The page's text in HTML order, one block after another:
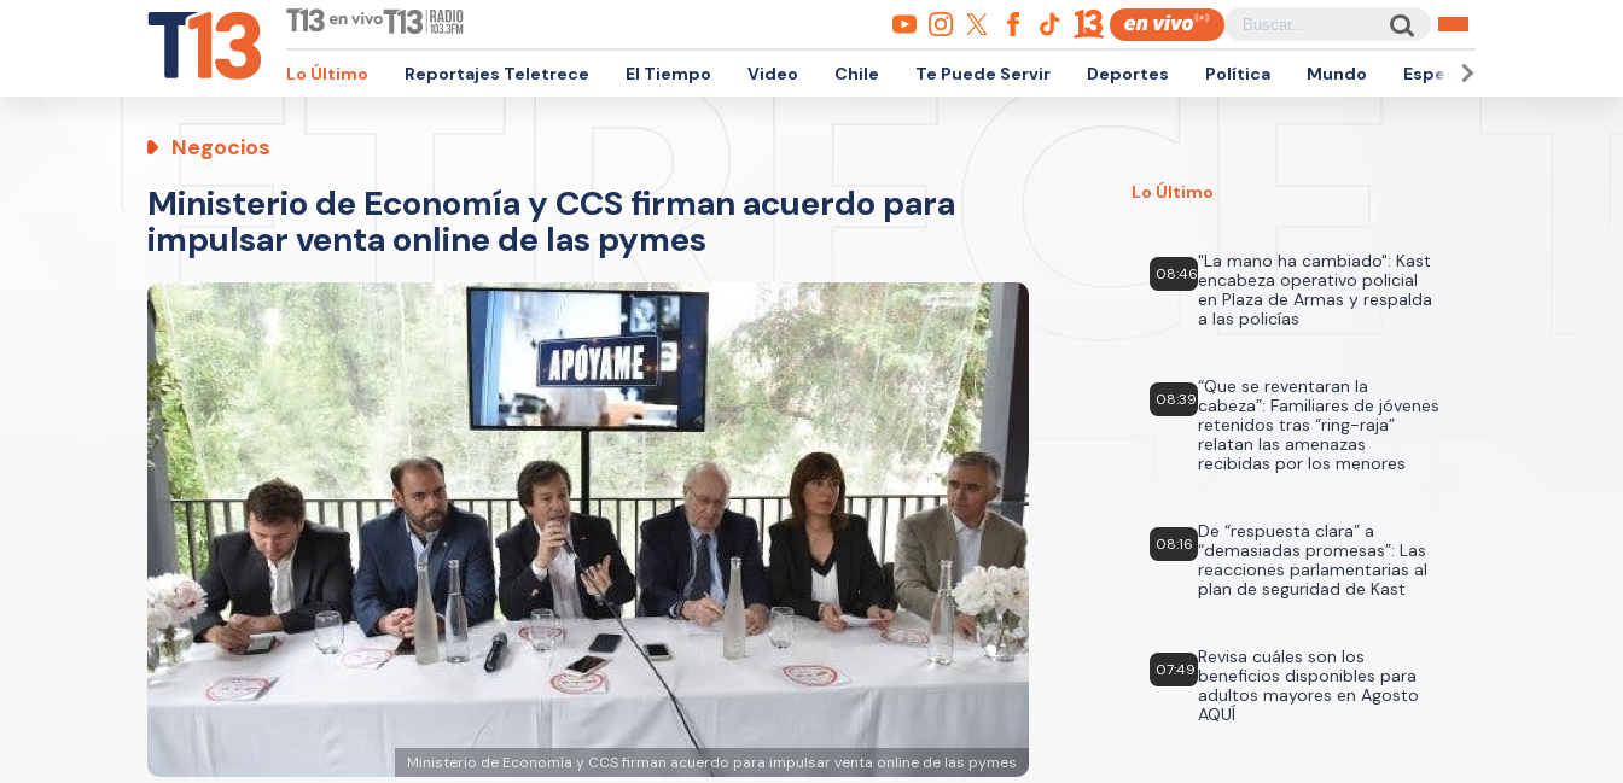
Lo Último Reportajes Teletrece El Tiempo Video Chile Te Puede Servir Deportes Política Mundo Espectáculos
Negocios
Ministerio de Economía y CCS firman acuerdo para
impulsar venta online de las pymes
Ministerio de Economía y CCS firman acuerdo para impulsar venta online de las pymes
Lo Último
08:46
"La mano ha cambiado": Kast
encabeza operativo policial
en Plaza de Armas y respalda
a las policías
08:39
“Que se reventaran la
cabeza”: Familiares de jóvenes
retenidos tras “ring-raja”
relatan las amenazas
recibidas por los menores
08:16
De “respuesta clara” a
“demasiadas promesas”: Las
reacciones parlamentarias al
plan de seguridad de Kast
07:49
Revisa cuáles son los
beneficios disponibles para
adultos mayores en Agosto
AQUÍ